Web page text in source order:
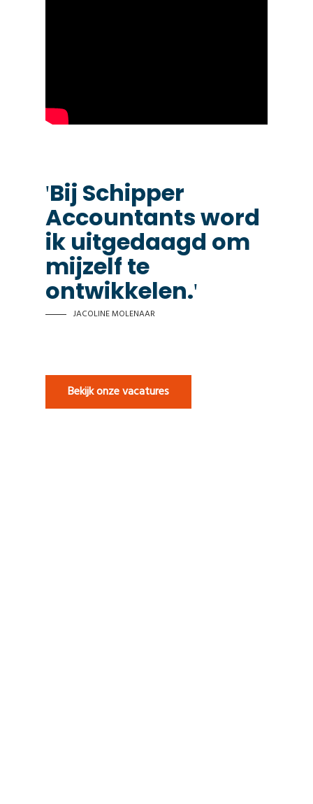
Bij Schipper
Accountants word
ik uitgedaagd om
mijzelf te
ontwikkelen.
JACOLINE MOLENAAR
Bekijk onze vacatures